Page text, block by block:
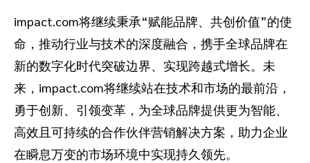
impact.com将继续秉承“赋能品牌、共创价值”的使
命，推动行业与技术的深度融合，携手全球品牌在
新的数字化时代突破边界、实现跨越式增长。未
来，impact.com将继续站在技术和市场的最前沿，
勇于创新、引领变革，为全球品牌提供更为智能、
高效且可持续的合作伙伴营销解决方案，助力企业
在瞬息万变的市场环境中实现持久领先。